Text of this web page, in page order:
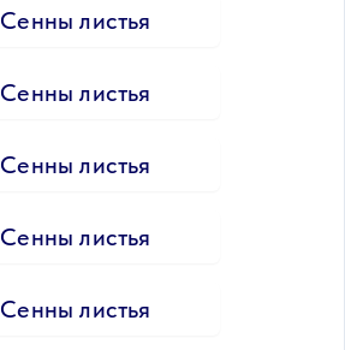
Сенны листья
Сенны листья
Сенны листья
Сенны листья
Сенны листья